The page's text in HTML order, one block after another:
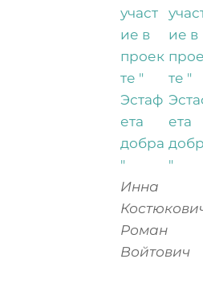
Инна
Роман
Войтович